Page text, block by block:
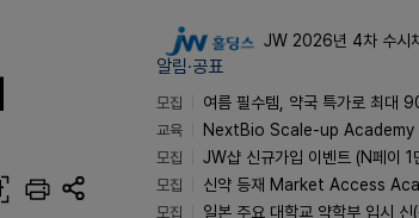
JW 2026년 4차 수시
알림·공표
모집
여름 필수템, 약국 특가로 최대
교육
NextBio Scale-up Academy
모집
JW샵 신규가입 이벤트 (N페이 1
모집
신약 등재 Market Access
모집
일본 주요 대학교 약학부 입시 신